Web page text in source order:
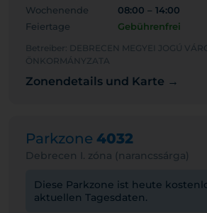
Wochenende
08:00 – 14:00
Feiertage
Gebührenfrei
Betreiber: DEBRECEN MEGYEI JOGÚ
ÖNKORMÁNYZATA
Zonendetails und Karte →
Parkzone 4032
Debrecen I. zóna (narancssárga)
Diese Parkzone ist heute
aktuellen Tagesdaten.